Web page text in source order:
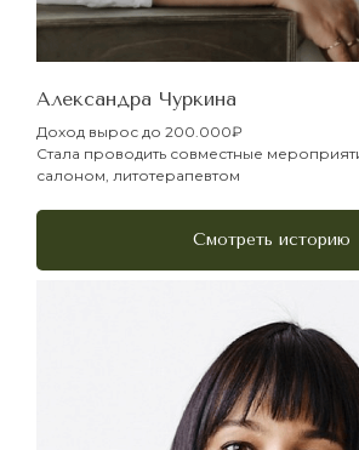
Александра Чуркина
Доход вырос до 200.000₽
Стала проводить совместные
салоном, литотерапевтом
Смотреть историю